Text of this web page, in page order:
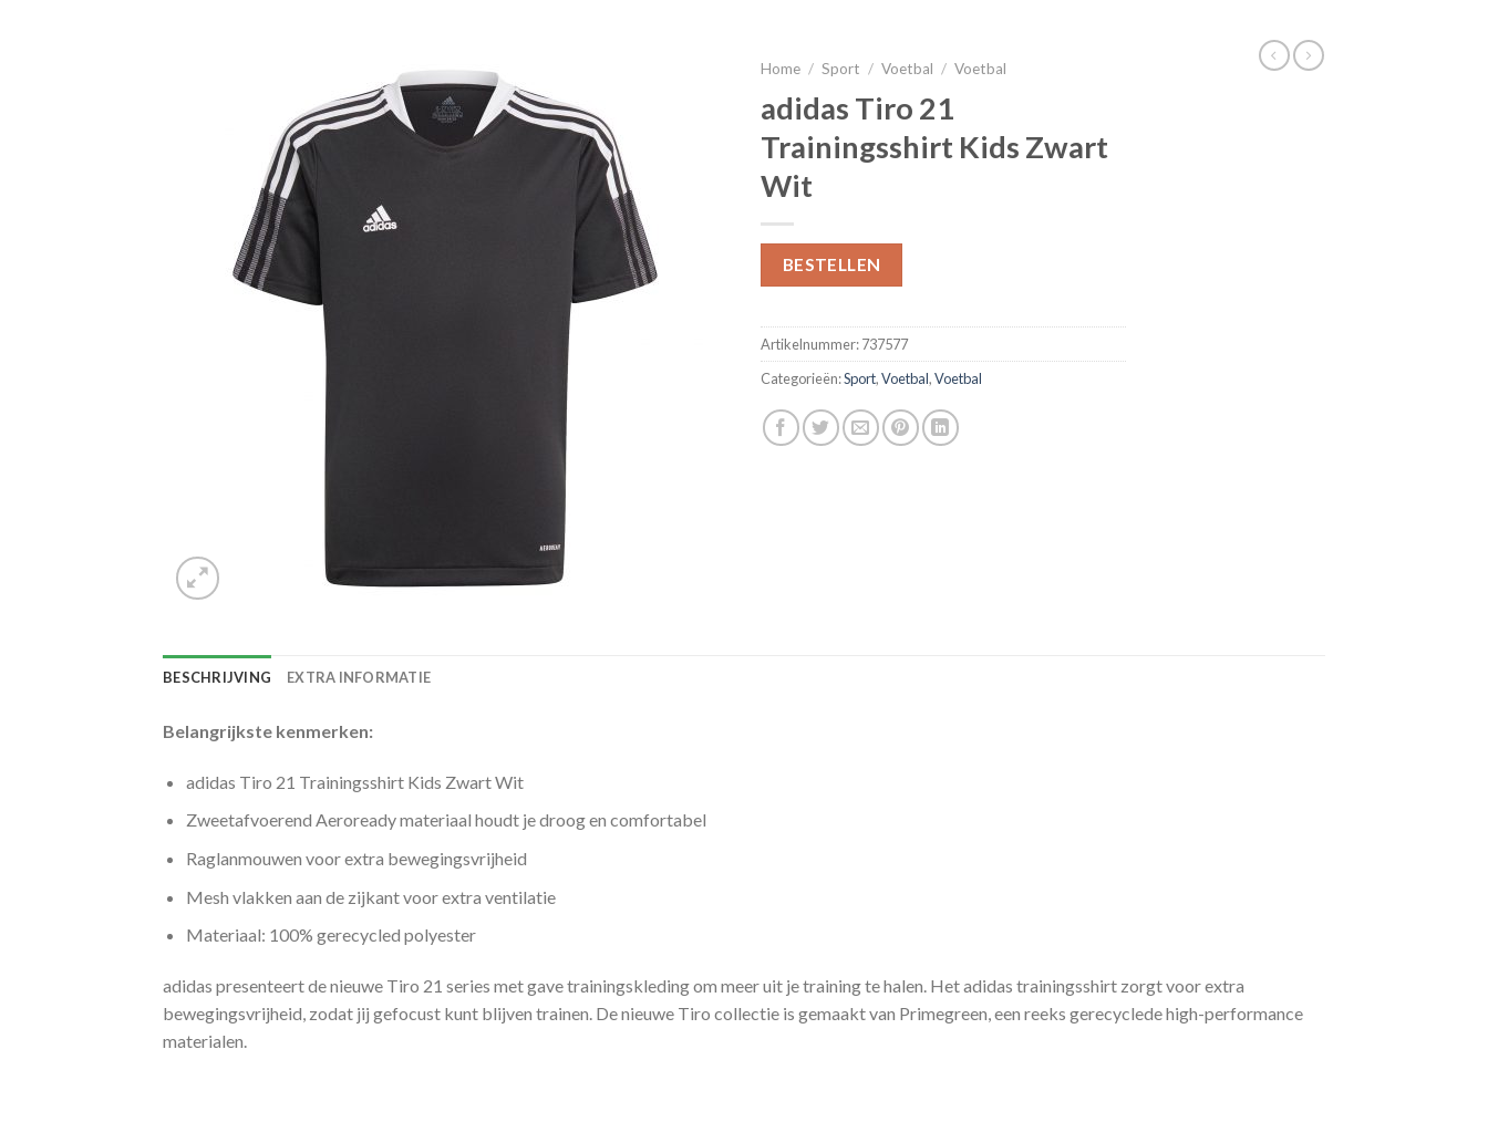
Home / Sport / Voetbal / Voetbal
adidas Tiro 21
Trainingsshirt Kids Zwart
Wit
BESTELLEN
Artikelnummer:737577
Categorieën:Sport,Voetbal,Voetbal
BESCHRIJVING EXTRA INFORMATIE
Belangrijkste kenmerken:
adidas Tiro 21 Trainingsshirt Kids Zwart Wit
Zweetafvoerend Aeroready materiaal houdt je droog en comfortabel
Raglanmouwen voor extra bewegingsvrijheid
Mesh vlakken aan de zijkant voor extra ventilatie
Materiaal: 100% gerecycled polyester
adidas presenteert de nieuwe Tiro 21 series met gave trainingskleding om meer uit je training te halen. Het adidas trainingsshirt zorgt voor extra
bewegingsvrijheid, zodat jij gefocust kunt blijven trainen. De nieuwe Tiro collectie is gemaakt van Primegreen, een reeks gerecyclede high-performance
materialen.